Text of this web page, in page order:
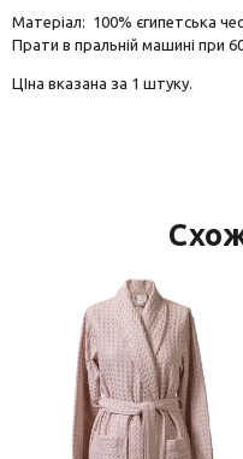
Матеріал: 100% єгипетська
Прати в пральній машині при
ЦІна вказана за 1 штуку.